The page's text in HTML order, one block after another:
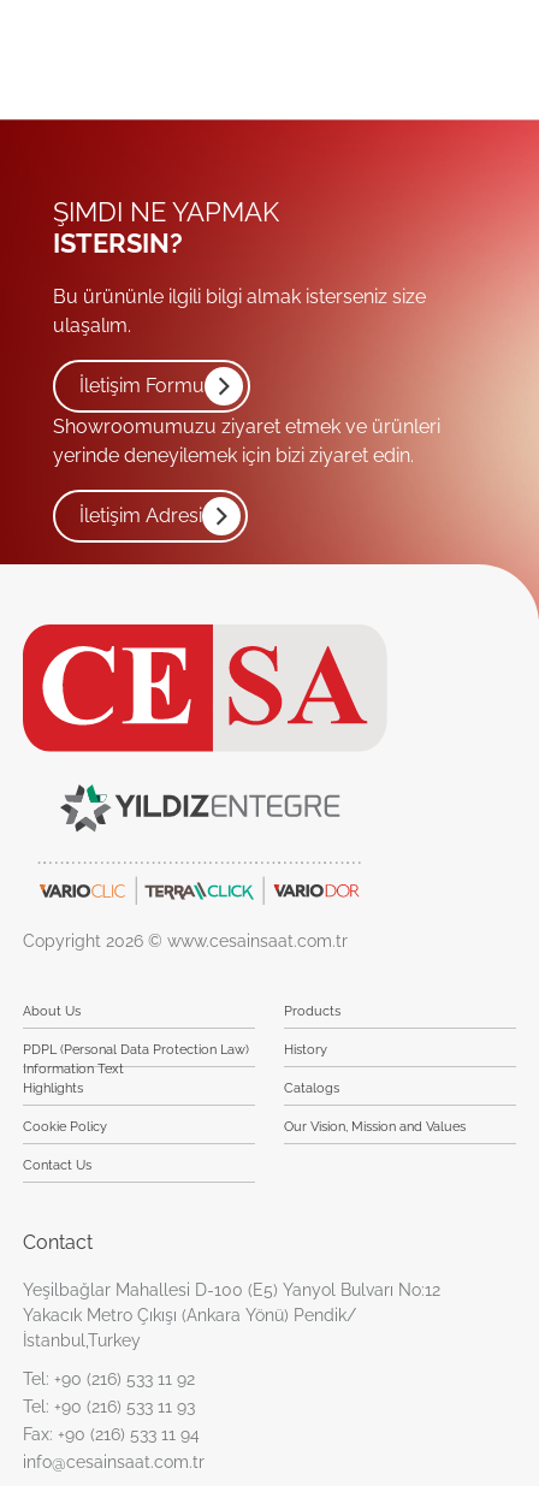
ŞIMDI NE YAPMAK
ISTERSIN?
Bu ürününle ilgili bilgi almak isterseniz size
ulaşalım.
İletişim Formu
Showroomumuzu ziyaret etmek ve ürünleri
yerinde deneyilemek için bizi ziyaret edin.
İletişim Adresi
Copyright 2026 © www.cesainsaat.com.tr
About Us Products
PDPL (Personal Data Protection Law)
Information Text
History
Highlights Catalogs
Cookie Policy Our Vision, Mission and Values
Contact Us
Contact
Yeşilbağlar Mahallesi D-100 (E5) Yanyol Bulvarı No:12
Yakacık Metro Çıkışı (Ankara Yönü) Pendik/
İstanbul,Turkey
Tel: +90 (216) 533 11 92
Tel: +90 (216) 533 11 93
Fax: +90 (216) 533 11 94
info@cesainsaat.com.tr